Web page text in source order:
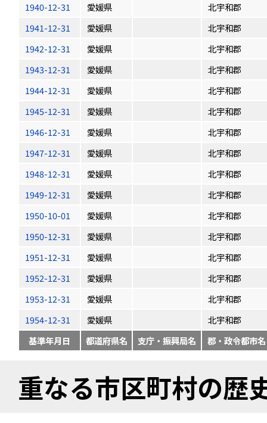
1940-12-31
愛媛県
北宇和郡
1941-12-31
愛媛県
北宇和郡
1942-12-31
愛媛県
北宇和郡
1943-12-31
愛媛県
北宇和郡
1944-12-31
愛媛県
北宇和郡
1945-12-31
愛媛県
北宇和郡
1946-12-31
愛媛県
北宇和郡
1947-12-31
愛媛県
北宇和郡
1948-12-31
愛媛県
北宇和郡
1949-12-31
愛媛県
北宇和郡
1950-10-01
愛媛県
北宇和郡
1950-12-31
愛媛県
北宇和郡
1951-12-31
愛媛県
北宇和郡
1952-12-31
愛媛県
北宇和郡
1953-12-31
愛媛県
北宇和郡
1954-12-31
愛媛県
北宇和郡
基準年月日
都道府県名 支庁・振興局名 郡・政令都市名
重なる市区町村の歴